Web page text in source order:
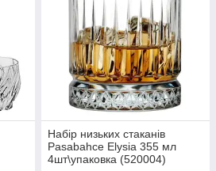
Набір низьких стаканів
Pasabahсе Elysia 355 мл
4шт\упаковка (520004)